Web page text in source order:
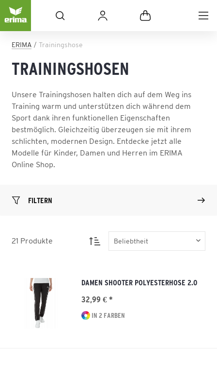
ERIMA Trainingshose
TRAININGSHOSEN
Unsere Trainingshosen halten dich auf dem Weg ins
Training warm und unterstützen dich während dem
Sport dank ihren funktionellen Eigenschaften
bestmöglich. Gleichzeitig überzeugen sie mit ihrem
schlichten, modernen Design. Entdecke jetzt alle
Modelle für Kinder, Damen und Herren im ERIMA
Online Shop.
FILTERN
21 Produkte
DAMEN SHOOTER POLYESTERHOSE 2.0
32,99 € *
IN 2 FARBEN